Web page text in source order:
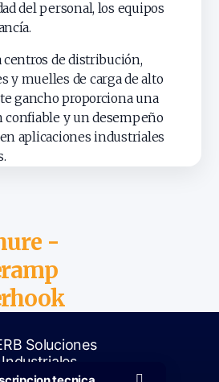
del personal, los equipos
centros de distribución,
y muelles de carga de alto
gancho proporciona una
confiable y un desempeño
aplicaciones industriales
-
Negras, Coahuila